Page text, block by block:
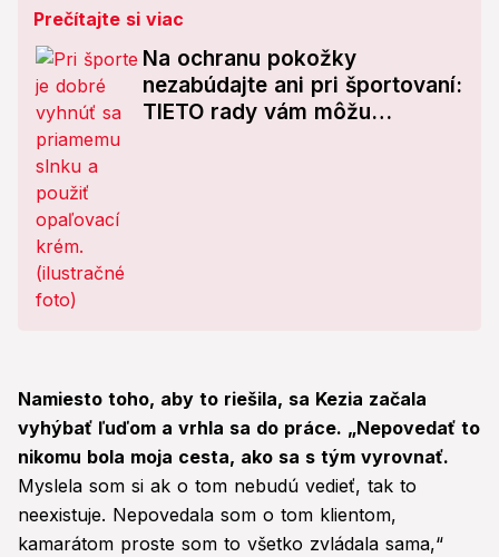
Prečítajte si viac
Na ochranu pokožky
nezabúdajte ani pri športovaní:
TIETO rady vám môžu
Namiesto toho, aby to riešila, sa Kezia začala
vyhýbať ľuďom a vrhla sa do práce. „Nepovedať to
nikomu bola moja cesta, ako sa s tým vyrovnať.
Myslela som si ak o tom nebudú vedieť, tak to
neexistuje. Nepovedala som o tom klientom,
kamarátom proste som to všetko zvládala sama,“